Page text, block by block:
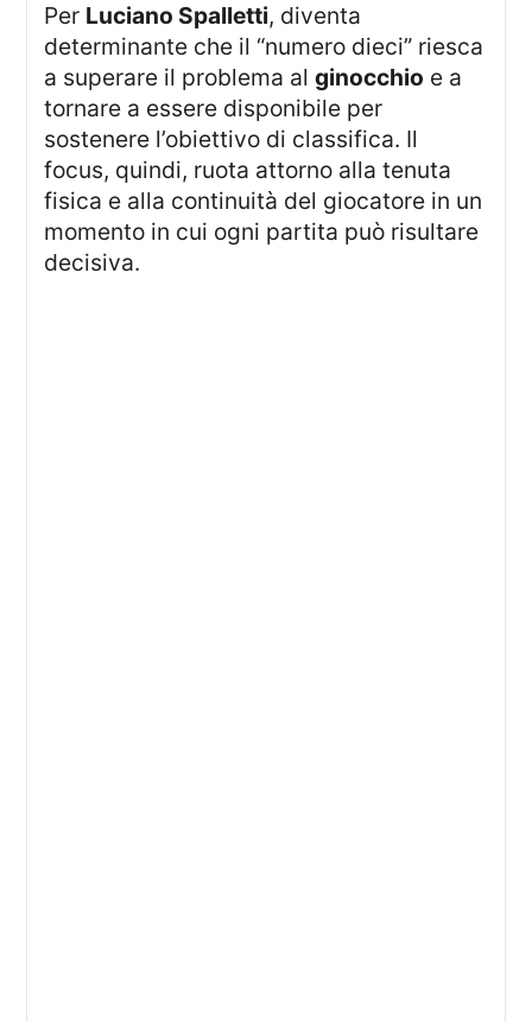
Per Luciano Spalletti, diventa
determinante che il “numero dieci” riesca
a superare il problema alginocchio e a
tornare a essere disponibile per
sostenere l’obiettivo di classifica. Il
focus, quindi, ruota attorno alla tenuta
fisica e alla continuità del giocatore in un
momento in cui ogni partita può risultare
decisiva.